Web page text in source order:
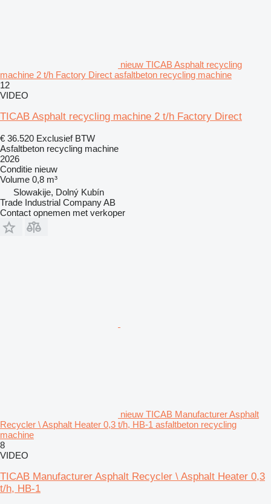
nieuw TICAB Asphalt recycling
machine 2 t/h Factory Direct asfaltbeton recycling machine
12
VIDEO
TICAB Asphalt recycling machine 2 t/h Factory Direct
€ 36.520 Exclusief BTW
Asfaltbeton recycling machine
2026
Conditie nieuw
Volume 0,8 m³
Slowakije, Dolný Kubín
Trade Industrial Company AB
Contact opnemen met verkoper
nieuw TICAB Manufacturer Asphalt
Recycler \ Asphalt Heater 0,3 t/h, HB-1 asfaltbeton recycling
machine
8
VIDEO
TICAB Manufacturer Asphalt Recycler \ Asphalt Heater 0,3
t/h, HB-1